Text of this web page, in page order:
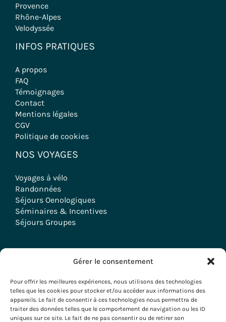
Gérer le consentement
Pour offrir les meilleures expériences, nous utilisons des technologies
telles que les cookies pour stocker et/ou accéder aux informations des
appareils. Le fait de consentir à ces technologies nous permettra de
traiter des données telles que le comportement de navigation ou les ID
uniques sur ce site. Le fait de ne pas consentir ou de retirer son
Provence
Rhône-Alpes
Velodyssée
INFOS PRATIQUES
A propos
FAQ
Témoignages
Contact
Mentions légales
CGV
Politique de cookies
NOS VOYAGES
Voyages à vélo
Randonnées
Séjours Oenologiques
Séminaires & Incentives
Séjours Groupes